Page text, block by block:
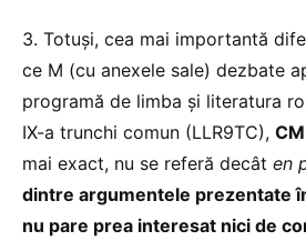
3. Totuși, cea mai importantă
ce M (cu anexele sale) dezbate
programă de limba și literatura
IX-a trunchi comun (LLR9TC),
mai exact, nu se referă decât en
dintre argumentele prezentate
nu pare prea interesat nici de